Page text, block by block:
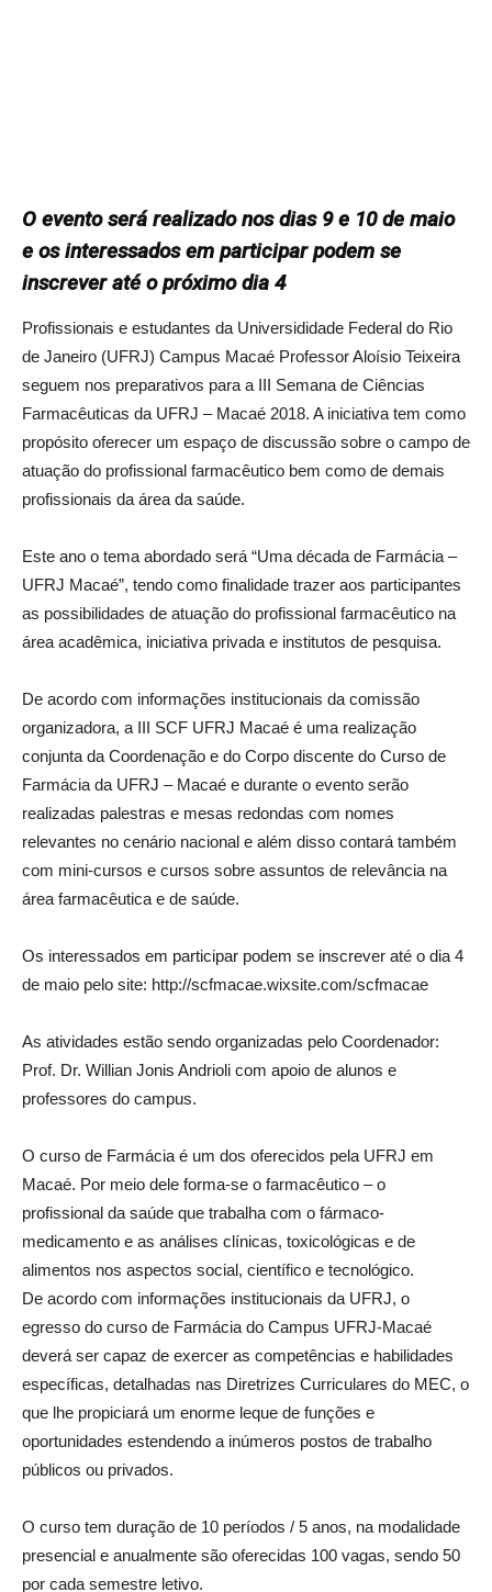
O evento será realizado nos dias 9 e 10 de maio
e os interessados em participar podem se
inscrever até o próximo dia 4
Profissionais e estudantes da Universididade Federal do Rio
de Janeiro (UFRJ) Campus Macaé Professor Aloísio Teixeira
seguem nos preparativos para a III Semana de Ciências
Farmacêuticas da UFRJ – Macaé 2018. A iniciativa tem como
propósito oferecer um espaço de discussão sobre o campo de
atuação do profissional farmacêutico bem como de demais
profissionais da área da saúde.
Este ano o tema abordado será “Uma década de Farmácia –
UFRJ Macaé”, tendo como finalidade trazer aos participantes
as possibilidades de atuação do profissional farmacêutico na
área acadêmica, iniciativa privada e institutos de pesquisa.
De acordo com informações institucionais da comissão
organizadora, a III SCF UFRJ Macaé é uma realização
conjunta da Coordenação e do Corpo discente do Curso de
Farmácia da UFRJ – Macaé e durante o evento serão
realizadas palestras e mesas redondas com nomes
relevantes no cenário nacional e além disso contará também
com mini-cursos e cursos sobre assuntos de relevância na
área farmacêutica e de saúde.
Os interessados em participar podem se inscrever até o dia 4
de maio pelo site: http://scfmacae.wixsite.com/scfmacae
As atividades estão sendo organizadas pelo Coordenador:
Prof. Dr. Willian Jonis Andrioli com apoio de alunos e
professores do campus.
O curso de Farmácia é um dos oferecidos pela UFRJ em
Macaé. Por meio dele forma-se o farmacêutico – o
profissional da saúde que trabalha com o fármaco-
medicamento e as análises clínicas, toxicológicas e de
alimentos nos aspectos social, científico e tecnológico.
De acordo com informações institucionais da UFRJ, o
egresso do curso de Farmácia do Campus UFRJ-Macaé
deverá ser capaz de exercer as competências e habilidades
específicas, detalhadas nas Diretrizes Curriculares do MEC, o
que lhe propiciará um enorme leque de funções e
oportunidades estendendo a inúmeros postos de trabalho
públicos ou privados.
O curso tem duração de 10 períodos / 5 anos, na modalidade
presencial e anualmente são oferecidas 100 vagas, sendo 50
por cada semestre letivo.